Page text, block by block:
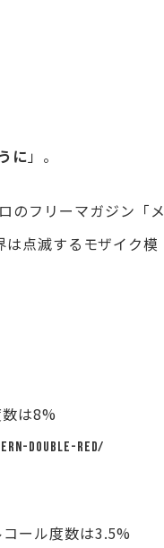
に 」。
のフリーマガジン「メ
点滅するモザイク模
は8%
double-red/
ール度数は3.5%